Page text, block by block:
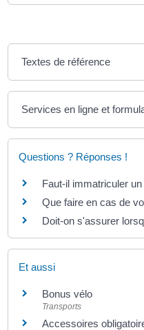
Textes de référence
Services en ligne et
Questions ? Réponses !
Faut-il immatriculer
Que faire en cas de
Doit-on s'assurer
Et aussi
Bonus vélo
Transports
Accessoires